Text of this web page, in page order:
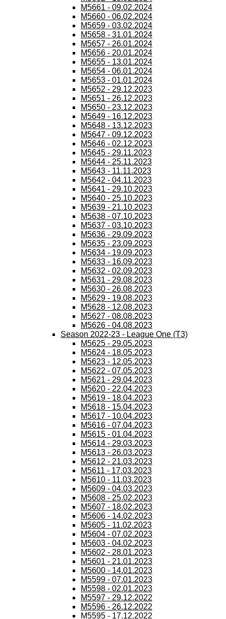
M5661 - 09.02.2024
M5660 - 06.02.2024
M5659 - 03.02.2024
M5658 - 31.01.2024
M5657 - 26.01.2024
M5656 - 20.01.2024
M5655 - 13.01.2024
M5654 - 06.01.2024
M5653 - 01.01.2024
M5652 - 29.12.2023
M5651 - 26.12.2023
M5650 - 23.12.2023
M5649 - 16.12.2023
M5648 - 13.12.2023
M5647 - 09.12.2023
M5646 - 02.12.2023
M5645 - 29.11.2023
M5644 - 25.11.2023
M5643 - 11.11.2023
M5642 - 04.11.2023
M5641 - 29.10.2023
M5640 - 25.10.2023
M5639 - 21.10.2023
M5638 - 07.10.2023
M5637 - 03.10.2023
M5636 - 29.09.2023
M5635 - 23.09.2023
M5634 - 19.09.2023
M5633 - 16.09.2023
M5632 - 02.09.2023
M5631 - 29.08.2023
M5630 - 26.08.2023
M5629 - 19.08.2023
M5628 - 12.08.2023
M5627 - 08.08.2023
M5626 - 04.08.2023
Season 2022-23 - League One (T3)
M5625 - 29.05.2023
M5624 - 18.05.2023
M5623 - 12.05.2023
M5622 - 07.05.2023
M5621 - 29.04.2023
M5620 - 22.04.2023
M5619 - 18.04.2023
M5618 - 15.04.2023
M5617 - 10.04.2023
M5616 - 07.04.2023
M5615 - 01.04.2023
M5614 - 29.03.2023
M5613 - 26.03.2023
M5612 - 21.03.2023
M5611 - 17.03.2023
M5610 - 11.03.2023
M5609 - 04.03.2023
M5608 - 25.02.2023
M5607 - 18.02.2023
M5606 - 14.02.2023
M5605 - 11.02.2023
M5604 - 07.02.2023
M5603 - 04.02.2023
M5602 - 28.01.2023
M5601 - 21.01.2023
M5600 - 14.01.2023
M5599 - 07.01.2023
M5598 - 02.01.2023
M5597 - 29.12.2022
M5596 - 26.12.2022
M5595 - 17.12.2022